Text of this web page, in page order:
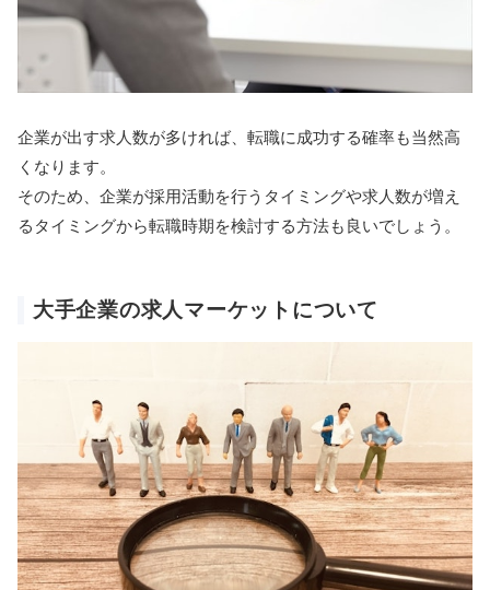
企業が出す求人数が多ければ、転職に成功する確率も当然高
くなります。
そのため、企業が採用活動を行うタイミングや求人数が増え
るタイミングから転職時期を検討する方法も良いでしょう。
大手企業の求人マーケットについて